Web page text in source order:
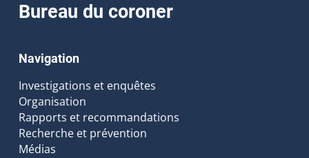
Bureau du coroner
Navigation
Investigations et enquêtes
Organisation
Rapports et recommandations
Recherche et prévention
Médias